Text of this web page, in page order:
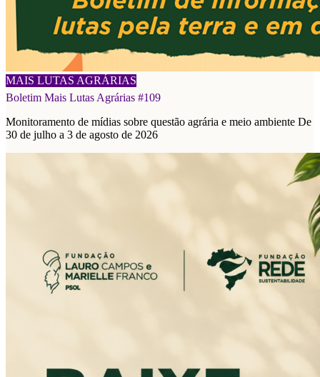
MAIS LUTAS AGRÁRIAS
08/08/2026
Boletim Mais Lutas Agrárias #109
Monitoramento de mídias sobre questão agrária e meio ambiente De
30 de julho a 3 de agosto de 2026